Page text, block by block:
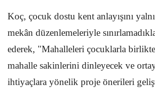
Koç, çocuk dostu kent anlayışını
mekân düzenlemeleriyle
ederek, "Mahalleleri çocuklarla
mahalle sakinlerini dinleyecek ve
ihtiyaçlara yönelik proje önerileri